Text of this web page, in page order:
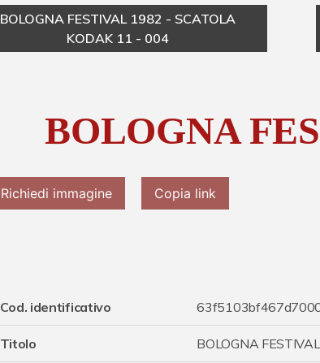
BOLOGNA FESTIVAL 1982 - SCATOLA
KODAK 11 - 004
BOLOGNA
Richiedi immagine Copia link
Cod. identificativo
Titolo BOLOGNA